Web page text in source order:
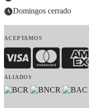
Domingos cerrado
ACEPTAMOS
Visa
ALIADOS